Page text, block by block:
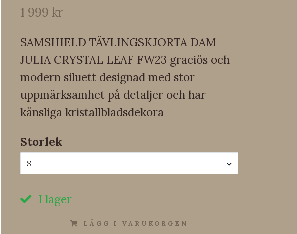
1 999 kr
SAMSHIELD TÄVLINGSKJORTA DAM
JULIA CRYSTAL LEAF FW23 graciös och
modern siluett designad med stor
uppmärksamhet på detaljer och har
känsliga kristallbladsdekora
Storlek
S
I lager
LÄGG I VARUKORGEN